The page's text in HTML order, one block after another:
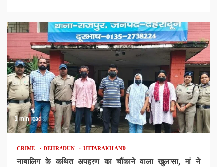
1 min read
CRIME DEHRADUN UTTARAKHAND
नाबालिग के कथित अपहरण का चौंकाने वाला खुलासा, मां ने